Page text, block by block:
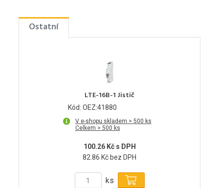
Ostatní
LTE-16B-1 Jistič
Kód: OEZ:41880
V e-shopu skladem > 500 ks
Celkem > 500 ks
100.26 Kč s DPH
82.86 Kč bez DPH
ks